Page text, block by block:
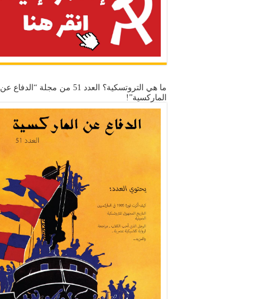
ما هي التروتسكية؟ العدد 51 من مجلة “الدفاع عن
الماركسية”!